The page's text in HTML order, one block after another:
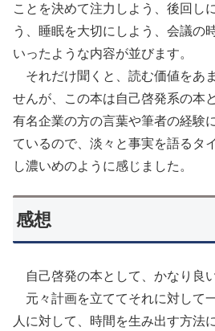
ことを決めて注力しよう、後回し
う、睡眠を大切にしよう、会議の
いったような内容が並びます。
それだけ聞くと、読む価値をあ
せんが、この本は自己啓発系の本
有名企業の方の言葉や筆者の経験
ているので、淡々と事実を語るタ
し濃いめのように感じました。
感想
自己啓発の本として、かなり良
元々計画を立ててそれに対して
人に対して、時間を生み出す方法